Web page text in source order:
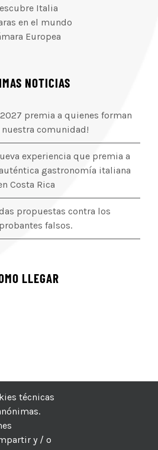
Italia
en el mundo
Europea
NOTICIAS
2027 premia a quienes forman
nuestra comunidad!
experiencia que premia a
gastronomía italiana
Costa Rica
propuestas contra los
falsos.
LLEGAR
técnicas
y / o